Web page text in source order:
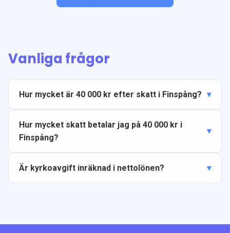
Vanliga frågor
Hur mycket är 40 000 kr efter skatt i Finspång?
Hur mycket skatt betalar jag på 40 000 kr i
Finspång?
Är kyrkoavgift inräknad i nettolönen?